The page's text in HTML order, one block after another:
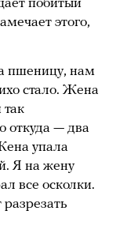
побитый
этого,
пшеницу, нам
стало. Жена
так
откуда — два
упала
Я на жену
все осколки.